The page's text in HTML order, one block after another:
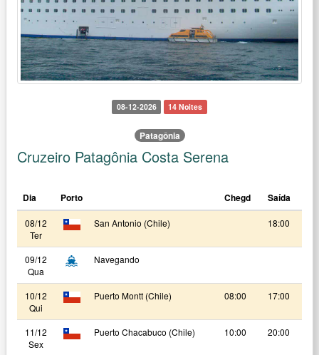
08-12-2026 14 Noites
Patagônia
Cruzeiro Patagônia Costa Serena
Dia Porto Chegd Saída
08/12
Ter
San Antonio (Chile) 18:00
09/12
Qua
Navegando
10/12
Qui
Puerto Montt (Chile) 08:00 17:00
11/12
Sex
Puerto Chacabuco (Chile) 10:00 20:00